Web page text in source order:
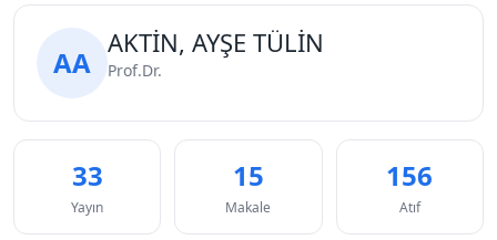
AA
AKTİN, AYŞE TÜLİN
Prof.Dr.
33
Yayın
15
Makale
156
Atıf